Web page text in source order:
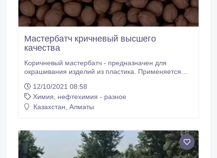
Мастербатч кричневый высшего
качества
Коричневый мастербатч - предназначен для
окрашивания изделий из пластика. Применяется
Цветные суперконцентраты категории «эксперт»
превосходно распределяются в полимере,
обладают высокой яркостью и плотной
излучению и атмосферным воздействиям.
12/10/2021 08:58
Химия, нефтехимия - разное
Казахстан, Алматы